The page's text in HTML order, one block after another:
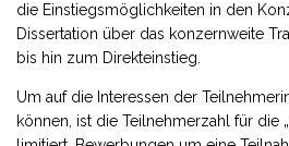
die Einstiegsmöglichkeiten in den
Dissertation über das konzernweite
bis hin zum Direkteinstieg.
Um auf die Interessen der
können, ist die Teilnehmerzahl für die